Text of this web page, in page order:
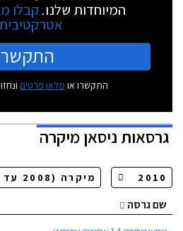
המיוחדות שלנו. קבלו
התקשרו או מלאו פרטים
גרסאותניסאן מיקרה
שם גרסה